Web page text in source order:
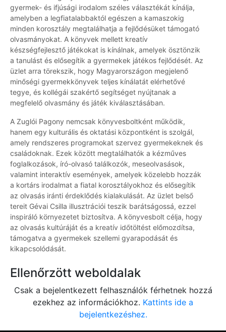
gyermek- és ifjúsági irodalom széles választékát kínálja,
amelyben a legfiatalabbaktól egészen a kamaszokig
minden korosztály megtalálhatja a fejlődésüket támogató
olvasmányokat. A könyvek mellett kreatív
készségfejlesztő játékokat is kínálnak, amelyek ösztönzik
a tanulást és elősegítik a gyermekek játékos fejlődését. Az
üzlet arra törekszik, hogy Magyarországon megjelenő
minőségi gyermekkönyvek teljes kínálatát elérhetővé
tegye, és kollégái szakértő segítséget nyújtanak a
megfelelő olvasmány és játék kiválasztásában.
A Zuglói Pagony nemcsak könyvesboltként működik,
hanem egy kulturális és oktatási központként is szolgál,
amely rendszeres programokat szervez gyermekeknek és
családoknak. Ezek között megtalálhatók a kézműves
foglalkozások, író-olvasó találkozók, meseolvasások,
valamint interaktív események, amelyek közelebb hozzák
a kortárs irodalmat a fiatal korosztályokhoz és elősegítik
az olvasás iránti érdeklődés kialakulását. Az üzlet belső
tereit Gévai Csilla illusztrációi teszik barátságossá, ezzel
inspiráló környezetet biztosítva. A könyvesbolt célja, hogy
az olvasás kultúráját és a kreatív időtöltést előmozdítsa,
támogatva a gyermekek szellemi gyarapodását és
kikapcsolódását.
Ellenőrzött weboldalak
Csak a bejelentkezett felhasználók férhetnek hozzá
ezekhez az információkhoz. Kattints ide a
bejelentkezéshez.